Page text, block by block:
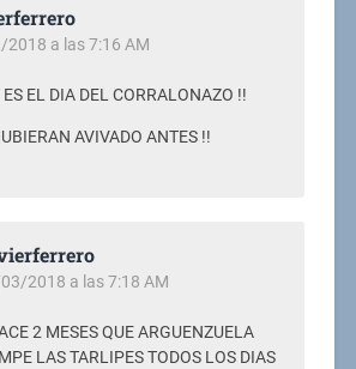
a las 7:16 AM
ES EL DIA DEL CORRALONAZO !!
AVIVADO ANTES !!
2018 a las 7:18 AM
2 MESES QUE ARGUENZUELA
LAS TARLIPES TODOS LOS DIAS